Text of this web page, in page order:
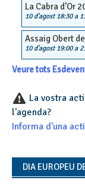
La Cabra d’Or
10 d'agost 18:30a
Assaig Obert
10 d'agost 19:00a
Veure tots
La vostra
l'agenda?
Informa d'una
DIA EUROPEU